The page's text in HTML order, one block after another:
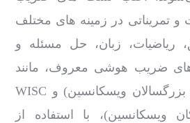
تمریناتی در زمینه‌ های مختلف
ریاضیات، زبان، حل مسئله و
ضریب هوشی معروف، مانند
WAIS (آزمون هوش بزرگسالان ویسکانسین) و WISC
ویسکانسین)، با استفاده از